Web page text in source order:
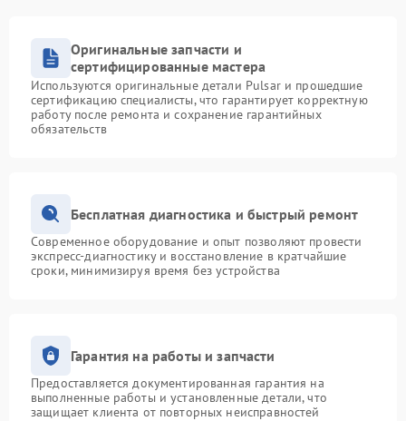
Оригинальные запчасти и
сертифицированные мастера
Используются оригинальные детали Pulsar и прошедшие
сертификацию специалисты, что гарантирует корректную
работу после ремонта и сохранение гарантийных
обязательств
Бесплатная диагностика и быстрый ремонт
Современное оборудование и опыт позволяют провести
экспресс-диагностику и восстановление в кратчайшие
сроки, минимизируя время без устройства
Гарантия на работы и запчасти
Предоставляется документированная гарантия на
выполненные работы и установленные детали, что
защищает клиента от повторных неисправностей